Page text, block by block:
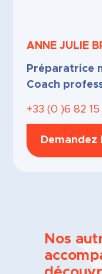
ANNE JULIE
Préparatrice
Coach
+33 (0 )6 82
Nos